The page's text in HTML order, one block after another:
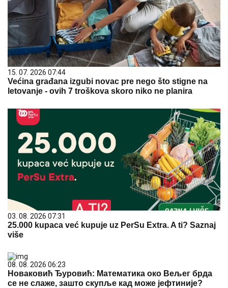
15. 07. 2026 07:44
Većina građana izgubi novac pre nego što stigne na
letovanje - ovih 7 troškova skoro niko ne planira
03. 08. 2026 07:31
25.000 kupaca već kupuje uz PerSu Extra. A ti? Saznaj
više
08. 08. 2026 06:23
Новаковић Ђуровић: Математика око Вељег брда
се не слаже, зашто скупље кад може јефтиније?